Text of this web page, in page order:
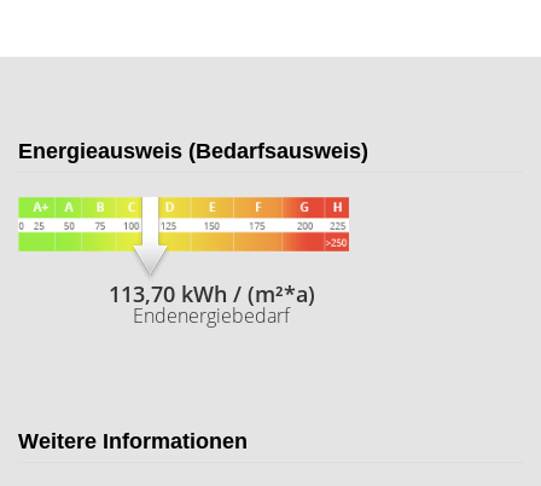
Energieausweis (Bedarfsausweis)
113,70 kWh / (m²*a)
Endenergiebedarf
Weitere Informationen